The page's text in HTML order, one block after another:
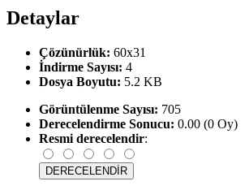
Detaylar
Çözünürlük: 60x31
İndirme Sayısı: 4
Dosya Boyutu: 5.2 KB
Görüntülenme Sayısı: 705
Derecelendirme Sonucu: 0.00 (0 Oy)
Resmi derecelendir: